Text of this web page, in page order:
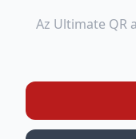
Az Ultimate QR